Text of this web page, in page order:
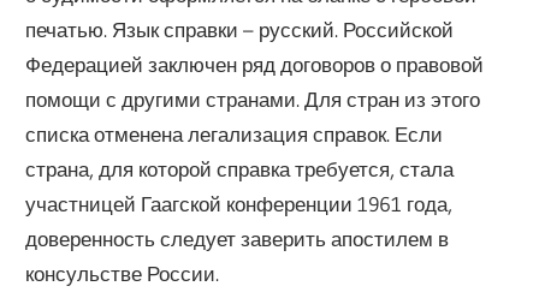
печатью. Язык справки – русский. Российской
Федерацией заключен ряд договоров о правовой
помощи с другими странами. Для стран из этого
списка отменена легализация справок. Если
страна, для которой справка требуется, стала
участницей Гаагской конференции 1961 года,
доверенность следует заверить апостилем в
консульстве России.